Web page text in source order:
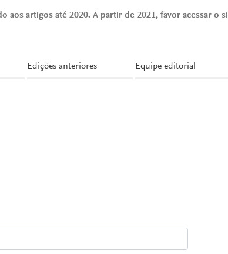
aos artigos até 2020. A partir de 2021, favor acessar o
Edições anteriores Equipe editorial